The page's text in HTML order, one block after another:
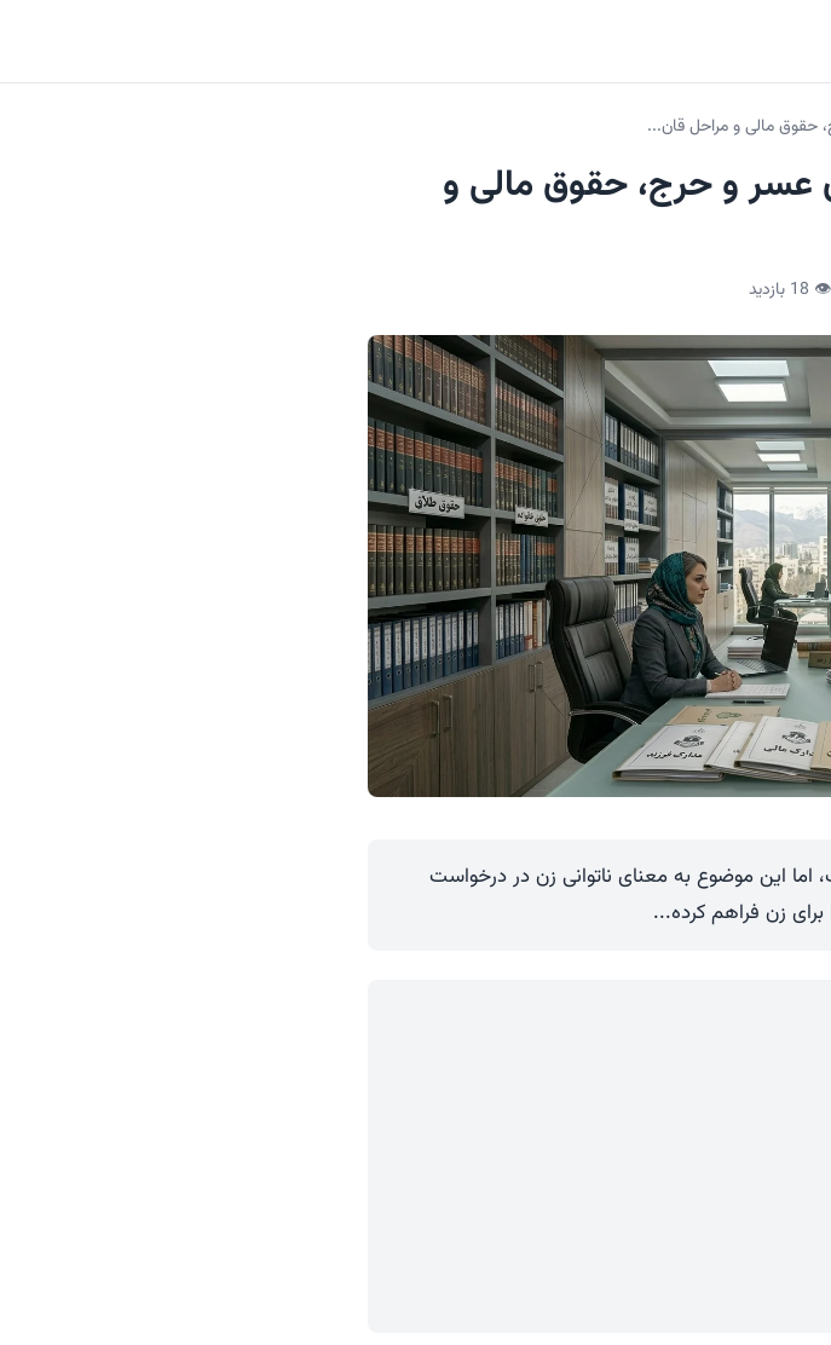
مالی و مراحل قان...
و حرج، حقوق مالی و
👁️
18 بازدید
اما این موضوع به معنای ناتوانی زن در درخواست
زن فراهم کرده...